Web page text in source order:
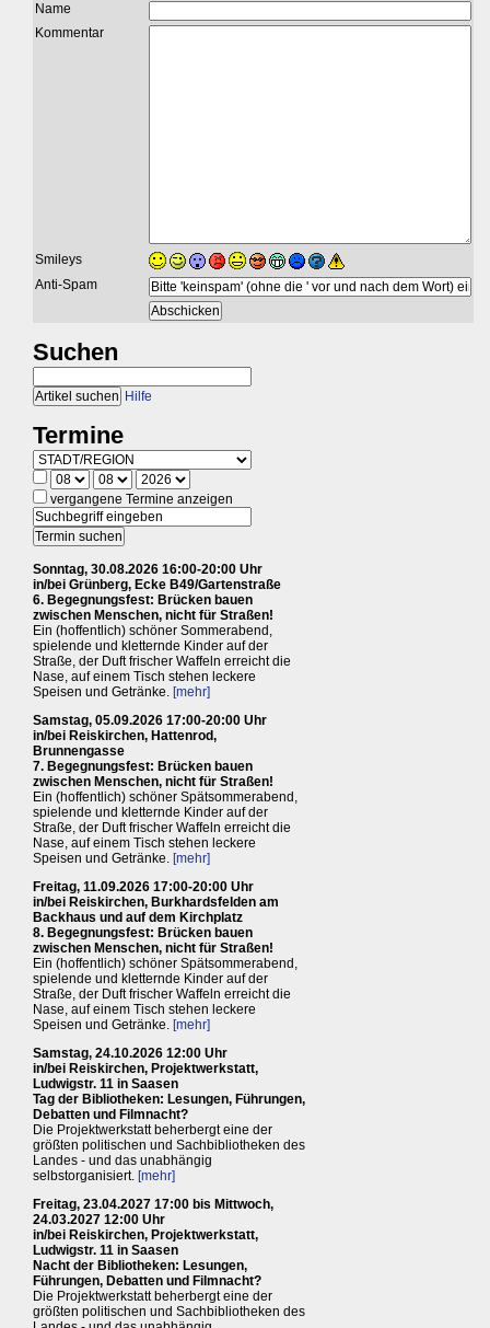
Name
Kommentar
Smileys
Anti-Spam
Suchen
Hilfe
Termine
vergangene Termine anzeigen
Sonntag, 30.08.2026 16:00-20:00 Uhr
in/bei Grünberg, Ecke B49/Gartenstraße
6. Begegnungsfest: Brücken bauen
zwischen Menschen, nicht für Straßen!
Ein (hoffentlich) schöner Sommerabend,
spielende und kletternde Kinder auf der
Straße, der Duft frischer Waffeln erreicht die
Nase, auf einem Tisch stehen leckere
Speisen und Getränke. [mehr]
Samstag, 05.09.2026 17:00-20:00 Uhr
in/bei Reiskirchen, Hattenrod,
Brunnengasse
7. Begegnungsfest: Brücken bauen
zwischen Menschen, nicht für Straßen!
Ein (hoffentlich) schöner Spätsommerabend,
spielende und kletternde Kinder auf der
Straße, der Duft frischer Waffeln erreicht die
Nase, auf einem Tisch stehen leckere
Speisen und Getränke. [mehr]
Freitag, 11.09.2026 17:00-20:00 Uhr
in/bei Reiskirchen, Burkhardsfelden am
Backhaus und auf dem Kirchplatz
8. Begegnungsfest: Brücken bauen
zwischen Menschen, nicht für Straßen!
Ein (hoffentlich) schöner Spätsommerabend,
spielende und kletternde Kinder auf der
Straße, der Duft frischer Waffeln erreicht die
Nase, auf einem Tisch stehen leckere
Speisen und Getränke. [mehr]
Samstag, 24.10.2026 12:00 Uhr
in/bei Reiskirchen, Projektwerkstatt,
Ludwigstr. 11 in Saasen
Tag der Bibliotheken: Lesungen, Führungen,
Debatten und Filmnacht?
Die Projektwerkstatt beherbergt eine der
größten politischen und Sachbibliotheken des
Landes - und das unabhängig
selbstorganisiert. [mehr]
Freitag, 23.04.2027 17:00 bis Mittwoch,
24.03.2027 12:00 Uhr
in/bei Reiskirchen, Projektwerkstatt,
Ludwigstr. 11 in Saasen
Nacht der Bibliotheken: Lesungen,
Führungen, Debatten und Filmnacht?
Die Projektwerkstatt beherbergt eine der
größten politischen und Sachbibliotheken des